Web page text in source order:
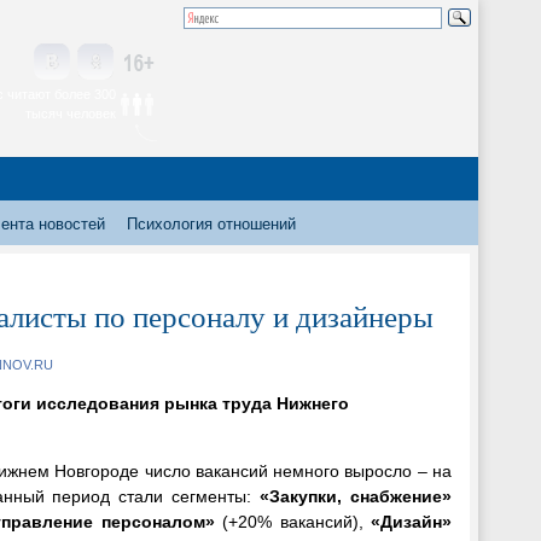
новостей Психология отношений
по персоналу и дизайнеры
исследования рынка труда Нижнего
Новгороде число вакансий немного выросло – на
период стали сегменты:«Закупки, снабжение»
персоналом»(+20% вакансий),«Дизайн»